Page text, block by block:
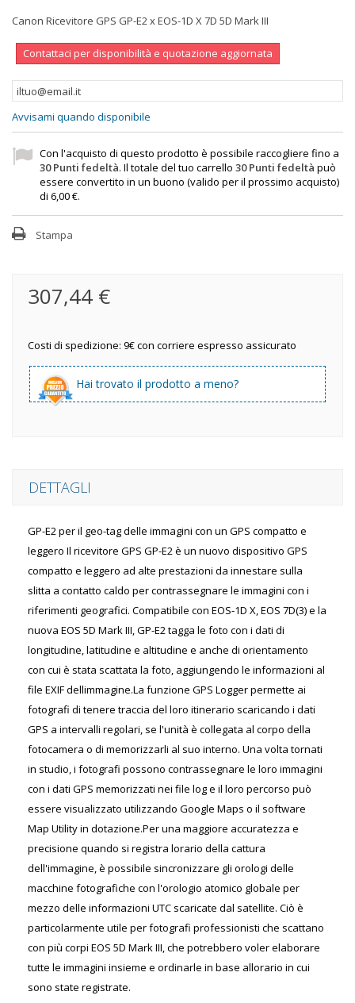
Canon Ricevitore GPS GP-E2 x EOS-1D X 7D 5D Mark III
Contattaci per disponibilità e quotazione aggiornata
Avvisami quando disponibile
Con l'acquisto di questo prodotto è possibile raccogliere fino a
30Punti fedeltà. Il totale del tuo carrello 30Punti fedeltà può
essere convertito in un buono (valido per il prossimo acquisto)
di 6,00 €.
Stampa
307,44 €
Costi di spedizione: 9€ con corriere espresso assicurato
Hai trovato il prodotto a meno?
DETTAGLI
GP-E2 per il geo-tag delle immagini con un GPS compatto e
leggero Il ricevitore GPS GP-E2 è un nuovo dispositivo GPS
compatto e leggero ad alte prestazioni da innestare sulla
slitta a contatto caldo per contrassegnare le immagini con i
riferimenti geografici. Compatibile con EOS-1D X, EOS 7D(3) e la
nuova EOS 5D Mark III, GP-E2 tagga le foto con i dati di
longitudine, latitudine e altitudine e anche di orientamento
con cui è stata scattata la foto, aggiungendo le informazioni al
file EXIF dellimmagine.La funzione GPS Logger permette ai
fotografi di tenere traccia del loro itinerario scaricando i dati
GPS a intervalli regolari, se l'unità è collegata al corpo della
fotocamera o di memorizzarli al suo interno. Una volta tornati
in studio, i fotografi possono contrassegnare le loro immagini
con i dati GPS memorizzati nei file log e il loro percorso può
essere visualizzato utilizzando Google Maps o il software
Map Utility in dotazione.Per una maggiore accuratezza e
precisione quando si registra lorario della cattura
dell'immagine, è possibile sincronizzare gli orologi delle
macchine fotografiche con l'orologio atomico globale per
mezzo delle informazioni UTC scaricate dal satellite. Ciò è
particolarmente utile per fotografi professionisti che scattano
con più corpi EOS 5D Mark III, che potrebbero voler elaborare
tutte le immagini insieme e ordinarle in base allorario in cui
sono state registrate.